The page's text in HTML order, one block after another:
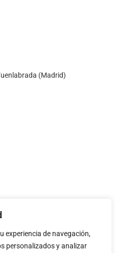
experiencia de navegación,
personalizados y analizar
(Madrid)